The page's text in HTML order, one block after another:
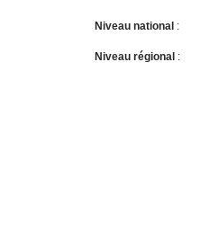
Niveau national :
Niveau régional :